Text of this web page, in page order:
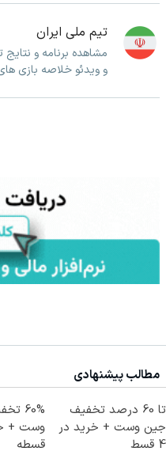
تیم ملی ایران
مشاهده برنامه و نتایج
و ویدئو خلاصه بازی
مطالب پیشنهادی
تا 60 درصد تخفیف
جین وست + خرید در
4 قسط
قسطه